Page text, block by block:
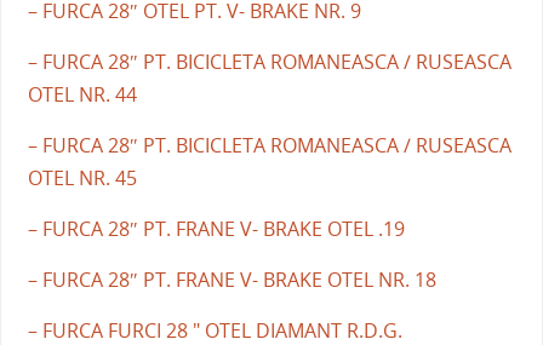
– FURCA 28″ OTEL PT. V- BRAKE NR. 9
– FURCA 28″ PT. BICICLETA ROMANEASCA / RUSEASCA
OTEL NR. 44
– FURCA 28″ PT. BICICLETA ROMANEASCA / RUSEASCA
OTEL NR. 45
– FURCA 28″ PT. FRANE V- BRAKE OTEL .19
– FURCA 28″ PT. FRANE V- BRAKE OTEL NR. 18
– FURCA FURCI 28 " OTEL DIAMANT R.D.G.